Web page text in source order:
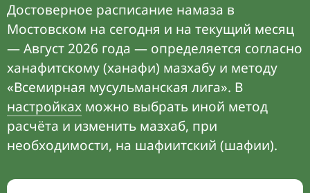
Достоверное расписание намаза в
Мостовском на сегодня и на текущий месяц
— Август 2026 года — определяется согласно
ханафитскому (ханафи) мазхабу и методу
«Всемирная мусульманская лига». В
настройках можно выбрать иной метод
расчёта и изменить мазхаб, при
необходимости, на шафиитский (шафии).